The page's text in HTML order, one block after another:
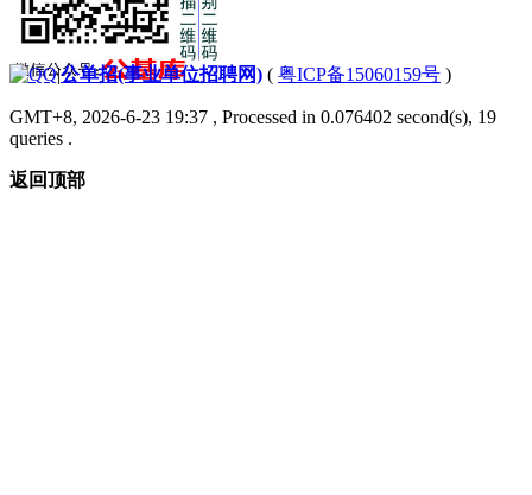
|公单招(事业单位招聘网) ( 粤ICP备15060159号 )
GMT+8, 2026-6-23 19:37 , Processed in 0.076402 second(s), 19
queries .
返回顶部